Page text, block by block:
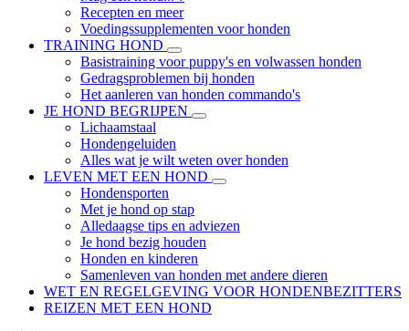
Recepten en meer
Voedingssupplementen voor honden
TRAINING HOND
Basistraining voor puppy's en volwassen honden
Gedragsproblemen bij honden
Het aanleren van honden commando's
JE HOND BEGRIJPEN
Lichaamstaal
Hondengeluiden
Alles wat je wilt weten over honden
LEVEN MET EEN HOND
Hondensporten
Met je hond op stap
Alledaagse tips en adviezen
Je hond bezig houden
Honden en kinderen
Samenleven van honden met andere dieren
WET EN REGELGEVING VOOR HONDENBEZITTERS
REIZEN MET EEN HOND